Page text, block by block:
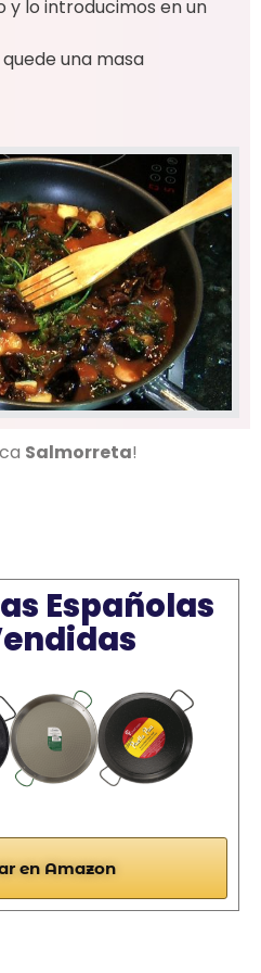
y lo introducimos en un
una masa
Salmorreta!
Españolas
en Amazon